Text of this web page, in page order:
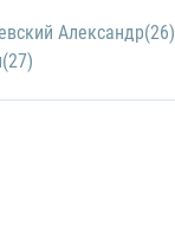
Александр(26)